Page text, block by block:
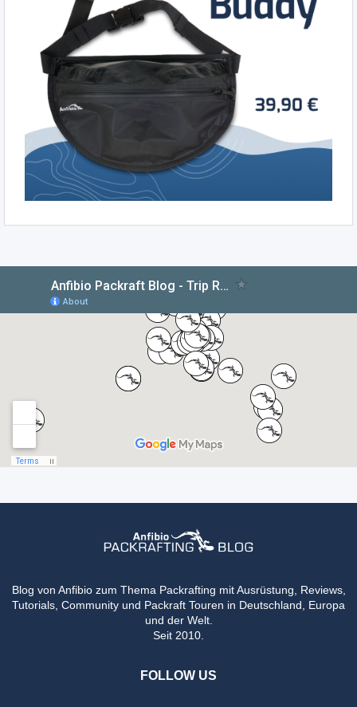
Blog von Anfibio zum Thema Packrafting mit Ausrüstung, Reviews,
Tutorials, Community und Packraft Touren in Deutschland, Europa
und der Welt.
Seit 2010.
FOLLOW US